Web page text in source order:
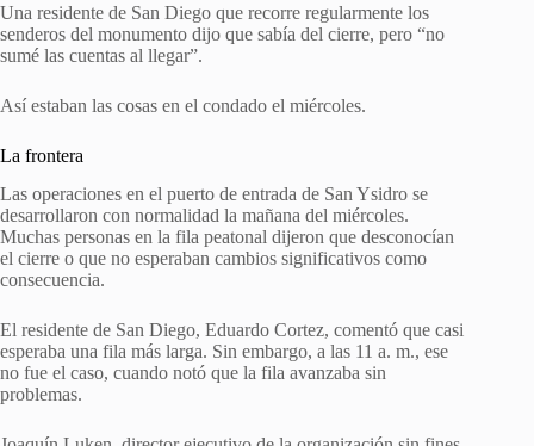
Una residente de San Diego que recorre regularmente los
senderos del monumento dijo que sabía del cierre, pero “no
sumé las cuentas al llegar”.
Así estaban las cosas en el condado el miércoles.
La frontera
Las operaciones en el puerto de entrada de San Ysidro se
desarrollaron con normalidad la mañana del miércoles.
Muchas personas en la fila peatonal dijeron que desconocían
el cierre o que no esperaban cambios significativos como
consecuencia.
El residente de San Diego, Eduardo Cortez, comentó que casi
esperaba una fila más larga. Sin embargo, a las 11 a. m., ese
no fue el caso, cuando notó que la fila avanzaba sin
problemas.